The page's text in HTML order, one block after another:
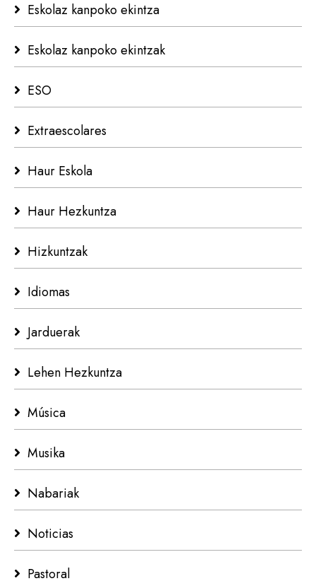
Eskolaz kanpoko ekintza
Eskolaz kanpoko ekintzak
ESO
Extraescolares
Haur Eskola
Haur Hezkuntza
Hizkuntzak
Idiomas
Jarduerak
Lehen Hezkuntza
Música
Musika
Nabariak
Noticias
Pastoral